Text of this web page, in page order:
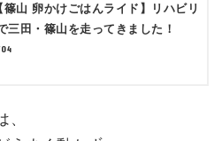
篠山 卵かけごはんライド】リハビリ
三田・篠山を走ってきました！
、